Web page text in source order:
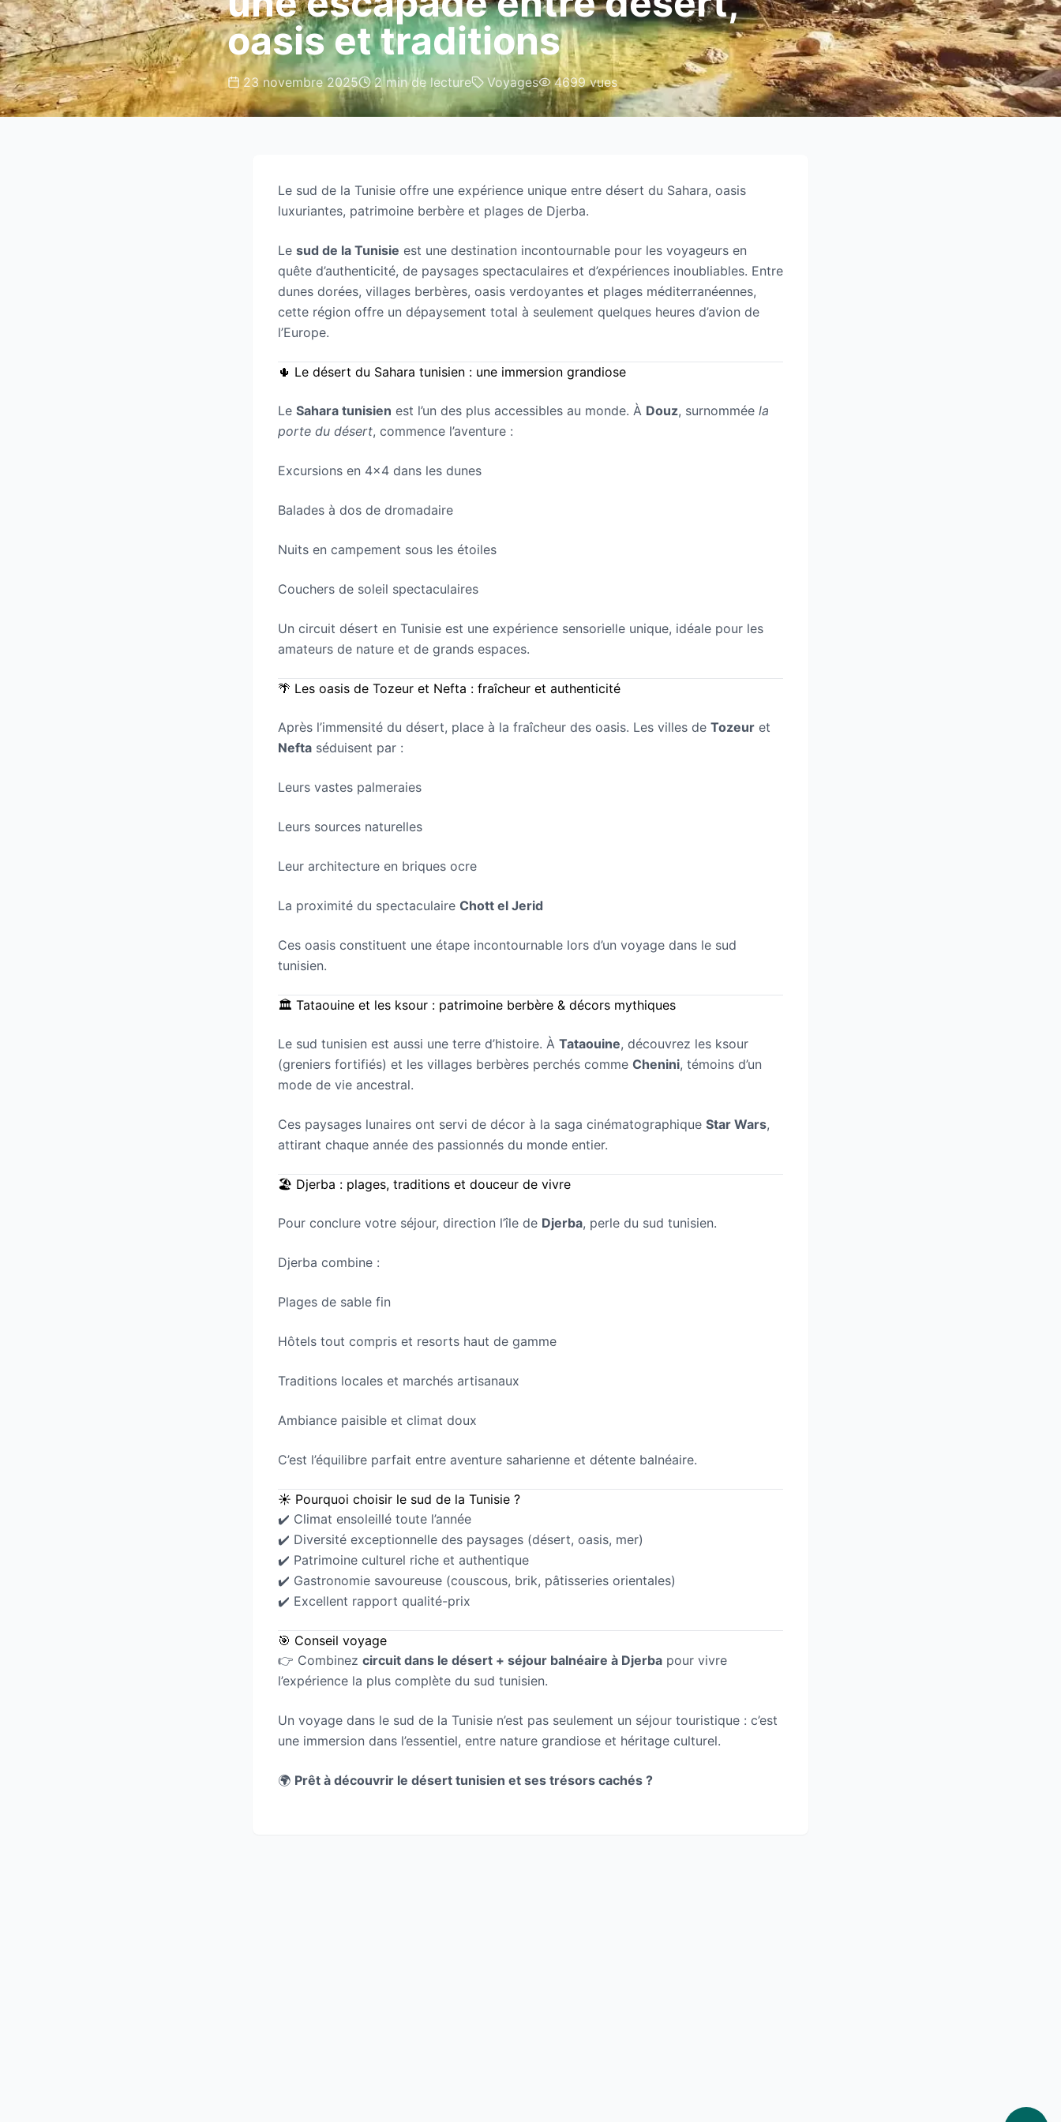
oasis et traditions
23 novembre 2025 2min de lecture Voyages 4699vues
Le sud de la Tunisie offre une expérience unique entre désert du Sahara, oasis
luxuriantes, patrimoine berbère et plages de Djerba.
Le sud de la Tunisie est une destination incontournable pour les voyageurs en
quête d’authenticité, de paysages spectaculaires et d’expériences inoubliables. Entre
dunes dorées, villages berbères, oasis verdoyantes et plages méditerranéennes,
cette région offre un dépaysement total à seulement quelques heures d’avion de
l’Europe.
🌵 Le désert du Sahara tunisien : une immersion grandiose
Le Sahara tunisien est l’un des plus accessibles au monde. À Douz, surnommée la
porte du désert, commence l’aventure :
Excursions en 4x4 dans les dunes
Balades à dos de dromadaire
Nuits en campement sous les étoiles
Couchers de soleil spectaculaires
Un circuit désert en Tunisie est une expérience sensorielle unique, idéale pour les
amateurs de nature et de grands espaces.
🌴 Les oasis de Tozeur et Nefta : fraîcheur et authenticité
Après l’immensité du désert, place à la fraîcheur des oasis. Les villes de Tozeur et
Nefta séduisent par :
Leurs vastes palmeraies
Leurs sources naturelles
Leur architecture en briques ocre
La proximité du spectaculaire Chott el Jerid
Ces oasis constituent une étape incontournable lors d’un voyage dans le sud
tunisien.
🏛️ Tataouine et les ksour : patrimoine berbère & décors mythiques
Le sud tunisien est aussi une terre d’histoire. À Tataouine, découvrez les ksour
(greniers fortifiés) et les villages berbères perchés comme Chenini, témoins d’un
mode de vie ancestral.
Ces paysages lunaires ont servi de décor à la saga cinématographique Star Wars,
attirant chaque année des passionnés du monde entier.
🏖️ Djerba : plages, traditions et douceur de vivre
Pour conclure votre séjour, direction l’île de Djerba, perle du sud tunisien.
Djerba combine :
Plages de sable fin
Hôtels tout compris et resorts haut de gamme
Traditions locales et marchés artisanaux
Ambiance paisible et climat doux
C’est l’équilibre parfait entre aventure saharienne et détente balnéaire.
☀️ Pourquoi choisir le sud de la Tunisie ?
✔️ Climat ensoleillé toute l’année
✔️ Diversité exceptionnelle des paysages (désert, oasis, mer)
✔️ Patrimoine culturel riche et authentique
✔️ Gastronomie savoureuse (couscous, brik, pâtisseries orientales)
✔️ Excellent rapport qualité-prix
🎯 Conseil voyage
👉 Combinez circuit dans le désert + séjour balnéaire à Djerba pour vivre
l’expérience la plus complète du sud tunisien.
Un voyage dans le sud de la Tunisie n’est pas seulement un séjour touristique : c’est
une immersion dans l’essentiel, entre nature grandiose et héritage culturel.
🌍 Prêt à découvrir le désert tunisien et ses trésors cachés ?